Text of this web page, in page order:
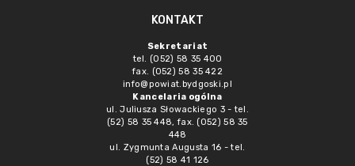
KONTAKT
Sekretariat
tel. (052) 58 35 400
fax. (052) 58 35 422
info@powiat.bydgoski.pl
Kancelaria ogólna
ul. Juliusza Słowackiego 3 - tel.
(52) 58 35 448, fax. (052) 58 35
448
ul. Zygmunta Augusta 16 - tel.
(52) 58 41 126